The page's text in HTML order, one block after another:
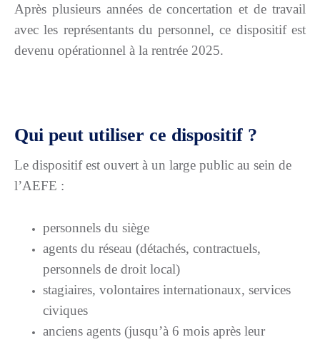
Après plusieurs années de concertation et de travail
avec les représentants du personnel, ce dispositif est
devenu opérationnel à la rentrée 2025.
Qui peut utiliser ce dispositif ?
Le dispositif est ouvert à un large public au sein de
l’AEFE :
personnels du siège
agents du réseau (détachés, contractuels,
personnels de droit local)
stagiaires, volontaires internationaux, services
civiques
anciens agents (jusqu’à 6 mois après leur